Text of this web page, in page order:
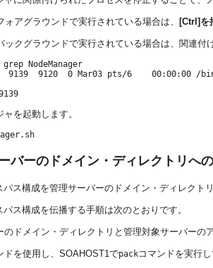
ォアグラウンドで実行されている場合は、 [Ctrl]を
ックグラウンドで実行されている場合は、関連付
NodeManager
9120  0 Mar03 pts/6    00:00:00 /
を起動します。
バーのドメイン・ディレクトリへ
パス構成を管理サーバーのドメイン・ディレク
ス構成を伝播する手順は次のとおりです。
のドメイン・ディレクトリと管理対象サーバー
ドを使用し、SOAHOST1でpackコマンドを実行